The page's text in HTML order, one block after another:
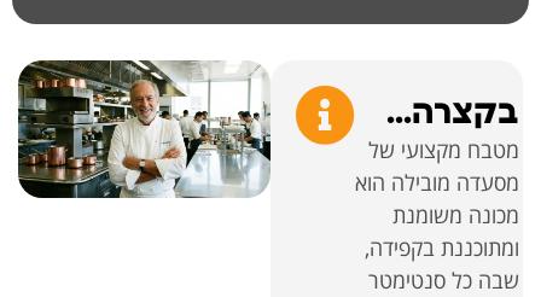
בקצרה...
מטבח מקצועי של
מסעדה מובילה הוא
מכונה משומנת
ומתוכננת בקפידה,
שבה כל סנטימטר